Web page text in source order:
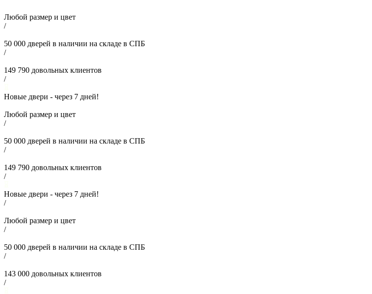
Любой размер и цвет
/
50 000 дверей в наличии на складе в СПБ
/
149 790 довольных клиентов
/
Новые двери - через 7 дней!
Любой размер и цвет
/
50 000 дверей в наличии на складе в СПБ
/
149 790 довольных клиентов
/
Новые двери - через 7 дней!
/
Любой размер и цвет
/
50 000 дверей в наличии на складе в СПБ
/
143 000 довольных клиентов
/